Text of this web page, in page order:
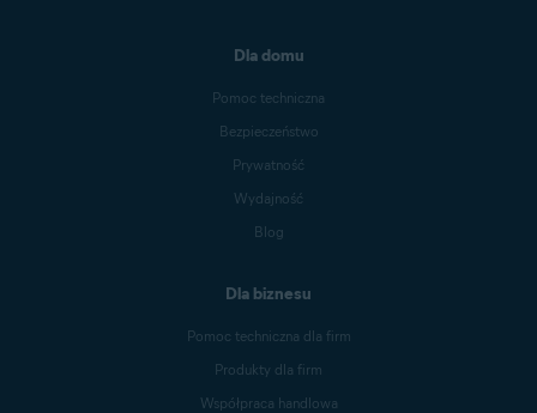
Dla domu
Pomoc techniczna
Bezpieczeństwo
Prywatność
Wydajność
Blog
Dla biznesu
Pomoc techniczna dla firm
Produkty dla firm
Współpraca handlowa